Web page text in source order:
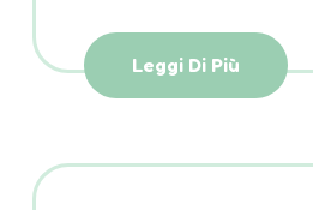
Leggi Di Più